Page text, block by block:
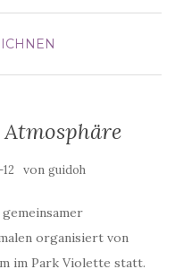
von guidoh
organisiert von
im Park Violette statt.